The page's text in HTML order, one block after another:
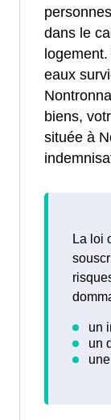
dans le
eaux
biens,
située à
La loi